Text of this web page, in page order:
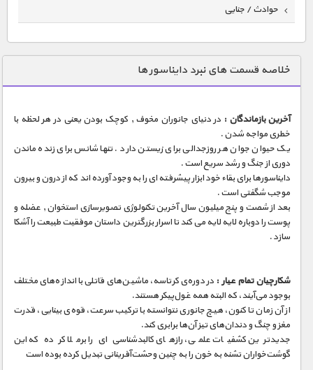
حوادث / جنایی
دنیای خوراکی ها
زمین شناسی / محیط زیست
سرگرمی
شناخت کودکان
طبیعت
علم و فناوری
فرهنگ / هنر
گردشگری
ماورایی
مسابقات / ورزشی
مستند های اختصاصی
خلاصه قسمت های نبرد دایناسور ها
آخرین بازماندگان : در دنیای جانوران مخوف , کوچک بودن یعنی در هر لحظه با
خطری مواجه شدن .
یک حیوان جوان هر روزجدالی برای زیستن دارد . تنها شانس برای زنده ماندن
دوری از جنگ و رشد سریع است .
دایناسورها برای بقاء خود ابزار پیشرفته ای را به وجود آورده اند که از درون و بیرون
موجب شگفتی است .
بعد از شصت و پنج میلیون سال آخرین تکنولوژی تصویرسازی استخوان , عضله و
پوست را دوباره لایه لایه می کند تا اسرار بزرگترین داستان موفقیت طبیعت را آشکا
سازد .
شکارچیان تمام عیار : در دوره‌ی کرتاسه، ماشین‌های قاتلی با اندازه‌های مختلف
بوجود می‌آیند، که البته همه غول‌پیکر هستند.
از آن زمان تا کنون، هیچ جانوری نتوانسته با ترکیب سرعت، قوه‌ی بینایی، قدرت
مغز و چنگ و دندان‌های تیز آن‌ها برابری کند.
جدیدترین کشفیات علمی، رازهای کالبد‌شناسی‌‌ای را برملا کرده که این
گوشت‌‌خواران تشنه‌ به خون را به چنین وحشت‌آفرینانی تبدیل کرده بوده است